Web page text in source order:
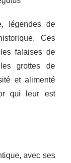
légendes de
Ces
falaises de
les grottes de
et alimenté
qui leur est
avec ses